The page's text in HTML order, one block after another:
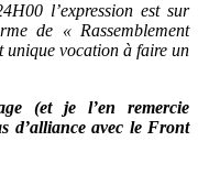
l’expression est sur
de « Rassemblement
unique vocation à faire un
(et je l’en remercie
d’alliance avec le Front